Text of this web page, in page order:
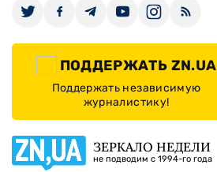
ПОДДЕРЖАТЬ ZN.UA
Поддержать независимую
журналистику!
ЗЕРКАЛО НЕДЕЛИ
не подводим с 1994-го года